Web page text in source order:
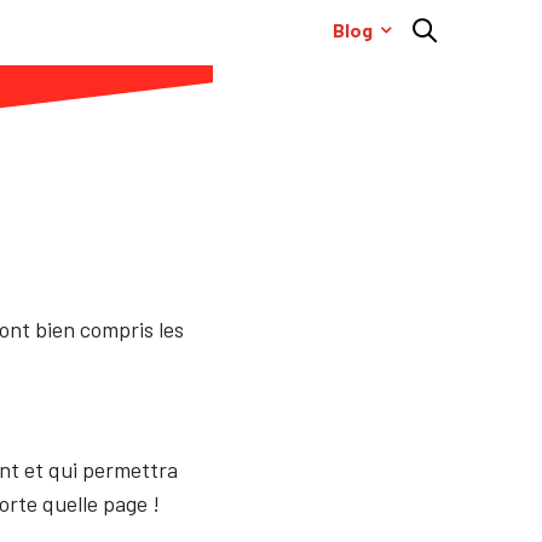
Blog
bien compris les
et qui permettra
quelle page !